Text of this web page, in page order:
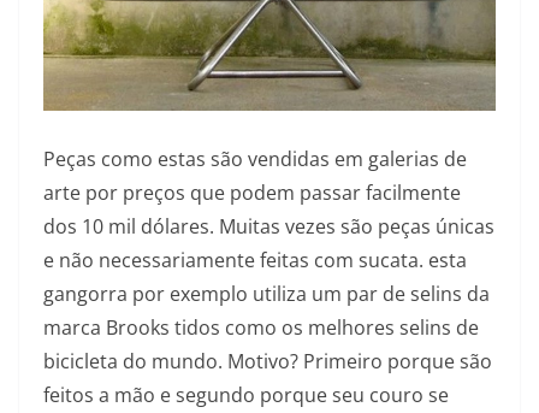
Peças como estas são vendidas em galerias de
arte por preços que podem passar facilmente
dos 10 mil dólares. Muitas vezes são peças únicas
e não necessariamente feitas com sucata. esta
gangorra por exemplo utiliza um par de selins da
marca Brooks tidos como os melhores selins de
bicicleta do mundo. Motivo? Primeiro porque são
feitos a mão e segundo porque seu couro se